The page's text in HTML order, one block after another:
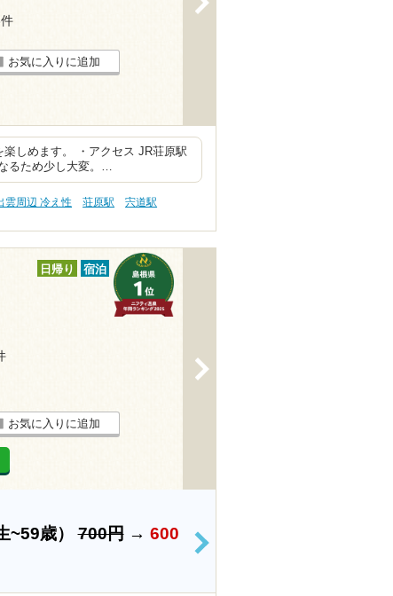
お気に入りに追加
しめます。 ・アクセス JR荘原駅
るため少し大変。…
雲周辺 冷え性 荘原駅
宍道駅
日帰り 宿泊
お気に入りに追加
~59歳）700円→ 600
>